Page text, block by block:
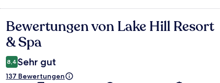
Bewertungen
Bewertungen von Lake Hill Resort
& Spa
8,4 Sehr gut
137 Bewertungen